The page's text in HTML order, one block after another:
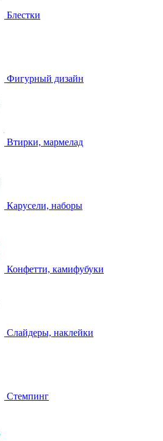
Блестки
Фигурный дизайн
Втирки, мармелад
Карусели, наборы
Конфетти, камифубуки
Слайдеры, наклейки
Стемпинг